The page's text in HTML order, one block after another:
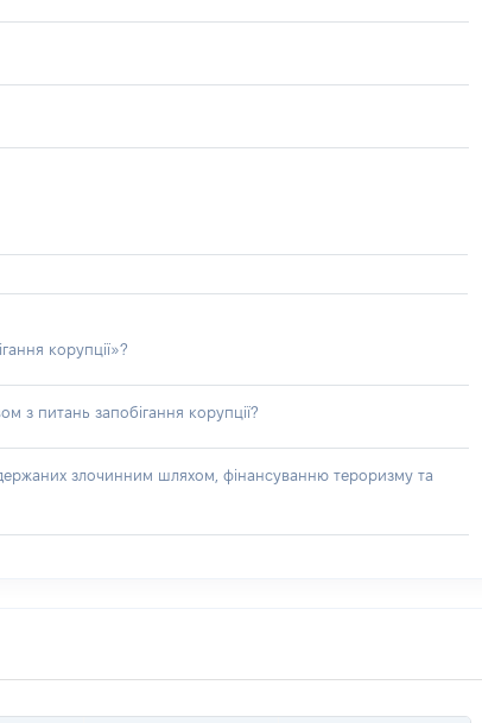
корупції»?
з питань запобігання корупції?
злочинним шляхом, фінансуванню тероризму та